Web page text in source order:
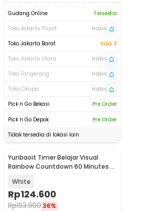
Gudang Online
Tersedia
Toko Jakarta Pusat
Habis
Toko Jakarta Barat
Sisa 3
Toko Jakarta Utara
Habis
Toko Tangerang
Habis
Toko Cikupa
Habis
Pick n Go Bekasi
Pre Order
Pick n Go Depok
Pre Order
Tidak tersedia di lokasi lain
Yunbaoit Timer Belajar Visual
Rainbow Countdown 60 Minutes -
White
Rp124.600
Rp193.90036%